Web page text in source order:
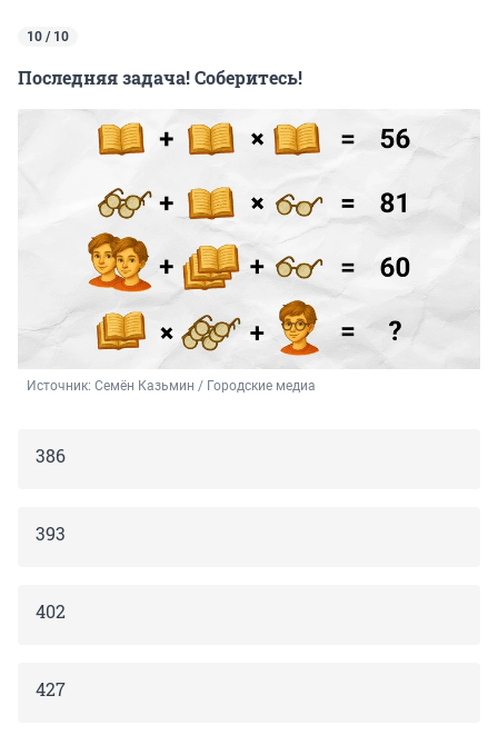
10 / 10
Последняя задача! Соберитесь!
Источник: Семён Казьмин / Городские медиа
386
393
402
427